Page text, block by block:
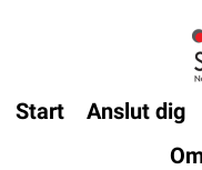
Start Anslut dig